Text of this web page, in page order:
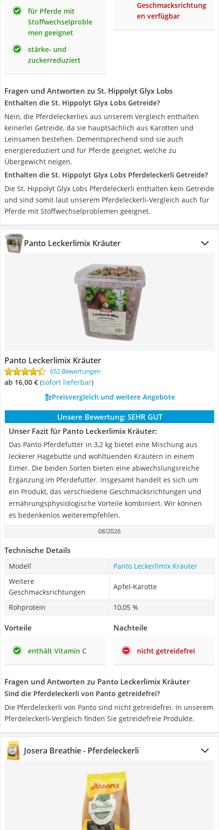
für Pferde mit
Stoffwechselproble
men geeignet
stärke- und
zuckerreduziert
Geschmacksrichtung
en verfügbar
Fragen und Antworten zu St. Hippolyt Glyx Lobs
Enthalten die St. Hippolyt Glyx Lobs Getreide?
Nein, die Pferdeleckerlies aus unserem Vergleich enthalten
keinerlei Getreide, da sie hauptsächlich aus Karotten und
Leinsamen bestehen. Dementsprechend sind sie auch
energiereduziert und für Pferde geeignet, welche zu
Übergewicht neigen.
Enthalten die St. Hippolyt Glyx Lobs Pferdeleckerli Getreide?
Die St. Hippolyt Glyx Lobs Pferdeleckerli enthalten kein Getreide
und sind somit laut unserem Pferdeleckerli-Vergleich auch für
Pferde mit Stoffwechselproblemen geeignet.
Panto Leckerlimix Kräuter
Panto Leckerlimix Kräuter
652 Bewertungen
ab 16,00 € ( Sofort lieferbar)
Preisvergleich und weitere Angebote
Unsere Bewertung: SEHR GUT
Unser Fazit für Panto Leckerlimix Kräuter:
Das Panto Pferdefutter in 3,2 kg bietet eine Mischung aus
leckerer Hagebutte und wohltuenden Kräutern in einem
Eimer. Die beiden Sorten bieten eine abwechslungsreiche
Ergänzung im Pferdefutter. Insgesamt handelt es sich um
ein Produkt, das verschiedene Geschmacksrichtungen und
ernährungsphysiologische Vorteile kombiniert. Wir können
es bedenkenlos weiterempfehlen.
08/2026
Technische Details
Modell
Panto Leckerlimix Kräuter
Weitere
Geschmacksrichtungen
Apfel-Karotte
Rohprotein 10,05 %
Vorteile
enthält Vitamin C
Nachteile
nicht getreidefrei
Fragen und Antworten zu Panto Leckerlimix Kräuter
Sind die Pferdeleckerli von Panto getreidefrei?
Die Pferdeleckerli von Panto sind nicht getreidefrei. In unserem
Pferdeleckerli-Vergleich finden Sie getreidefreie Produkte.
Josera Breathie - Pferdeleckerli